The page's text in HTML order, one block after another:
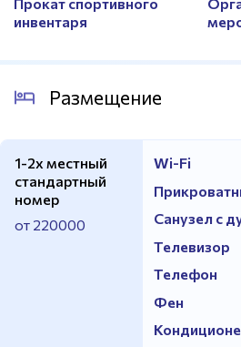
инвентаря
Размещение
1-2х местный
стандартный
номер
от 220000
Wi-Fi
Санузел с
Телевизор
Телефон
Фен